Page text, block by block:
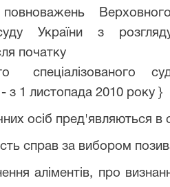
повноважень
суду України з
початку
спеціалізованого
з 1 листопада 2010 року }
осіб пред'являються в
справ за вибором
аліментів, про